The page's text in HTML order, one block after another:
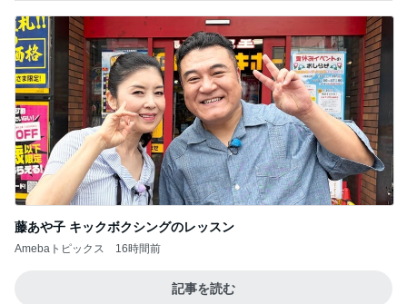
藤あや子 キックボクシングのレッスン
Amebaトピックス 16時間前
記事を読む